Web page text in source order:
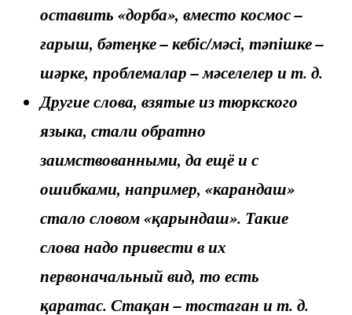
оставить «дорба», вместо космос –
ғарыш, бәтеңке – кебіс/мәсі, тәпішке –
шәрке, проблемалар – мәселелер и т. д.
Другие слова, взятые из тюркского
языка, стали обратно
заимствованными, да ещё и с
ошибками, например, «карандаш»
стало словом «қарындаш». Такие
слова надо привести в их
первоначальный вид, то есть
қаратас. Стақан – тостаған и т. д.